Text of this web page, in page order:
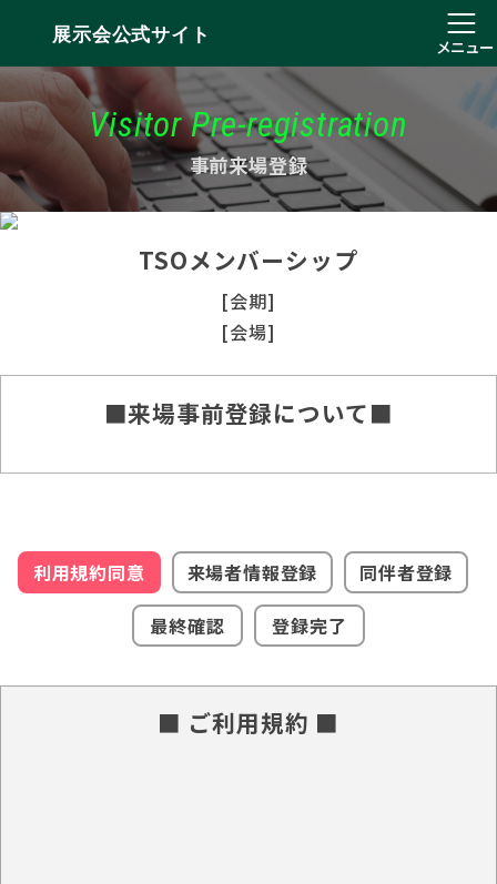
展示会公式サイト
メニュー
Visitor Pre-registration
事前来場登録
TSOメンバーシップ
[会期]
[会場]
■来場事前登録について■
利用規約同意 来場者情報登録
同伴者登録
最終確認
登録完了
■ ご利用規約 ■